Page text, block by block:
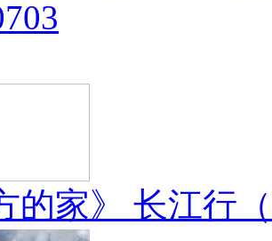
的家》 长江行